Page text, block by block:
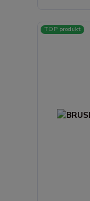
TOP produkt